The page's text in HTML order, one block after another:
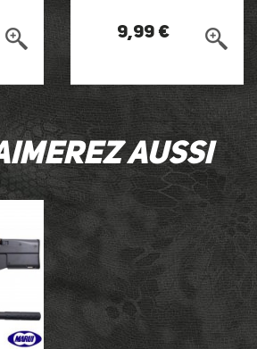
9,99 €
aussi